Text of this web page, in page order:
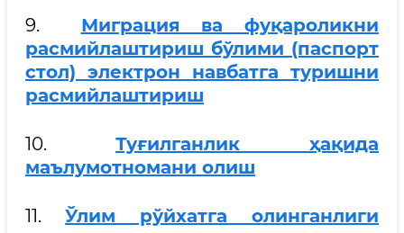
9. Миграция ва фуқароликни
расмийлаштириш бўлими (паспорт
стол) электрон навбатга туришни
расмийлаштириш
10. Туғилганлик ҳақида
маълумотномани олиш
11. Ўлим рўйхатга олинганлиги